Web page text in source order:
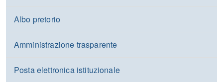
Albo pretorio
Amministrazione trasparente
Posta elettronica istituzionale